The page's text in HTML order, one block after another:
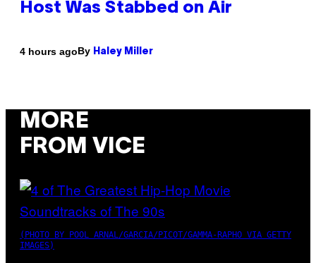
Host Was Stabbed on Air
4 hours agoBy Haley Miller
MORE
FROM VICE
(PHOTO BY POOL ARNAL/GARCIA/PICOT/GAMMA-RAPHO VIA GETTY
IMAGES)